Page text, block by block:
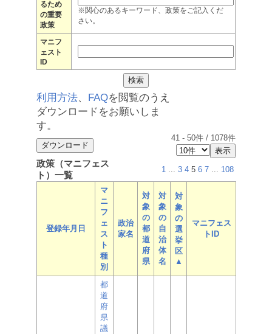
るため
の重要
政策
※関心のあるキーワード、政策をご記入くだ
さい。
マニフ
ェスト
ID
利用方法、 FAQを閲覧のうえ
ダウンロードをお願いしま
す。
41 - 50件 / 1078件
政策（マニフェス
ト）一覧
1 ... 3 4 5 6 7 ... 108
登録年月日
マ
ニ
フ
ェ
ス
ト
種
別
政治
家名
対
象
の
都
道
府
県
対
象
の
自
治
体
名
対
象
の
選
挙
区
▲
マニフェス
トID
都
道
府
県
議